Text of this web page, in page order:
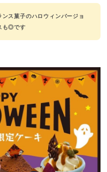
ス菓子のハロウィンバージョ
も◎です